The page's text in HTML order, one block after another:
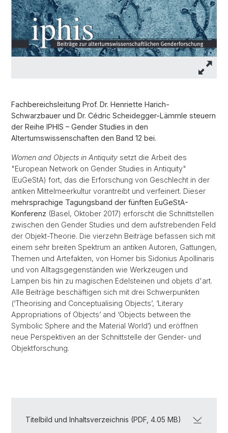
Fachbereichsleitung Prof. Dr. Henriette Harich-
Schwarzbauer und Dr. Cédric Scheidegger-Lämmle steuern
der Reihe IPHIS – Gender Studies in den
Altertumswissenschaften den Band 12 bei.
Women and Objects in Antiquity setzt die Arbeit des
"European Network on Gender Studies in Antiquity"
(EuGeStA) fort, das die Erforschung von Geschlecht in der
antiken Mittelmeerkultur vorantreibt und verfeinert. Dieser
mehrsprachige Tagungsband der fünften EuGeStA-
Konferenz (Basel, Oktober 2017) erforscht die Schnittstellen
zwischen den Gender Studies und dem aufstrebenden Feld
der Objekt-Theorie. Die vierzehn Beiträge befassen sich mit
einem sehr breiten Spektrum an antiken Autoren, Gattungen,
Themen und Artefakten, von Homer bis Sidonius Apollinaris
und von Alltagsgegenständen wie Werkzeugen und
Lampen bis hin zu magischen Edelsteinen und objets d'art.
Alle Beiträge beschäftigen sich mit drei Schwerpunkten
(‘Theorising and Conceptualising Objects’, ‘Literary
Appropriations of Objects’ and ‘Objects between the
Symbolic Sphere and the Material World’) und eröffnen
neue Perspektiven an der Schnittstelle der Gender- und
Objektforschung.
Titelbild und Inhaltsverzeichnis (PDF, 4.05 MB)